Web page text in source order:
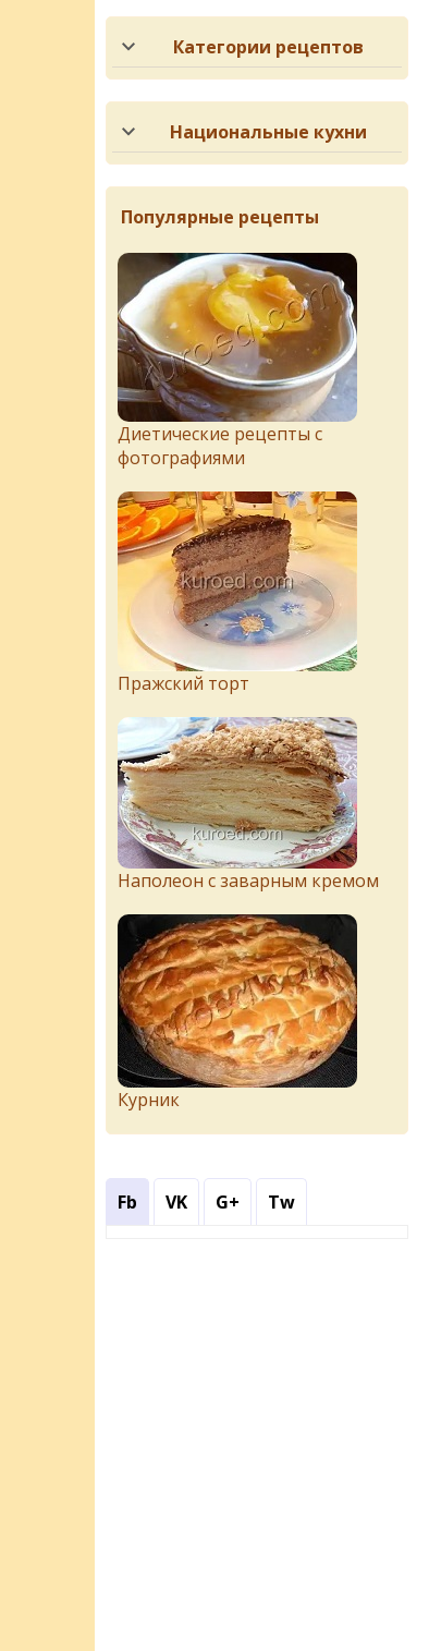
Категории рецептов
Национальные кухни
Популярные рецепты
Диетические рецепты с
фотографиями
Пражский торт
Наполеон с заварным кремом
Курник
Fb VK G+ Tw